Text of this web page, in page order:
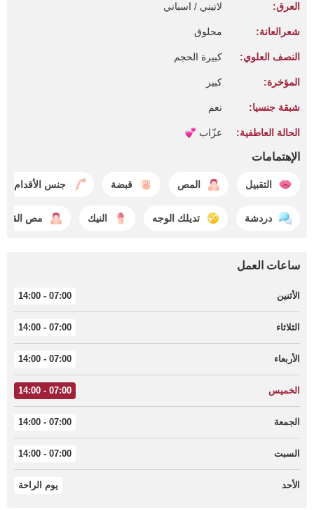
العرق: لاتيني / اسباني
شعرالعانة: محلوق
النصف العلوي: كبيرة الحجم
المؤخرة: كبير
شبقة جنسيا: نعم
الحالة العاطفية: عزّاب
الإهتمامات
التقبيل المص قبضة جنس الأقدام
دردشة تديلك الوجه النيك مص
ساعات العمل
الأثنين 07:00 - 14:00
الثلاثاء 07:00 - 14:00
الأربعاء 07:00 - 14:00
الخميس 07:00 - 14:00
الجمعة 07:00 - 14:00
السبت 07:00 - 14:00
الأحد يوم الراحة